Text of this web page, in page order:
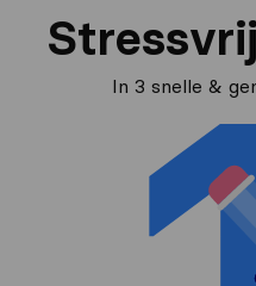
In 3 snelle &